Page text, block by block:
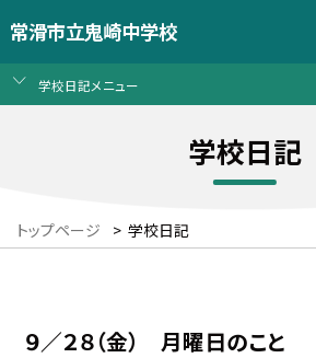
常滑市立鬼崎中学校
学校日記メニュー
学校日記
トップページ > 学校日記
９／２８（金） 月曜日のこと